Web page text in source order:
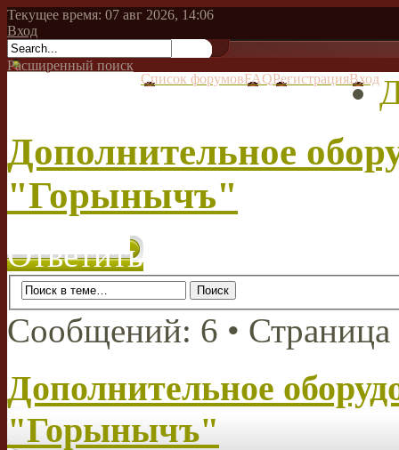
Текущее время: 07 авг 2026, 14:06
Вход
Расширенный поиск
Список форумовFAQРегистрацияВход
Дополнительное
"Горынычъ"
Ответить
Сообщений: 6 • Страница
Дополнительное
"Горынычъ"